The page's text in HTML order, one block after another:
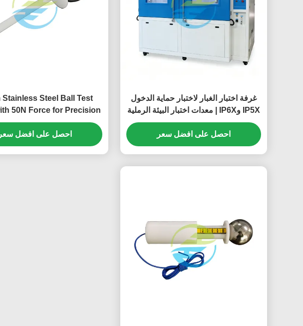
غرفة اختبار الغبار لاختبار حماية الدخول
IP5X وIP6X | معدات اختبار البيئة الرملية
والغبار
احصل على افضل سعر
50N Force for Precision
IP Testing Equipment
HT-I01 Model
احصل على افضل سعر